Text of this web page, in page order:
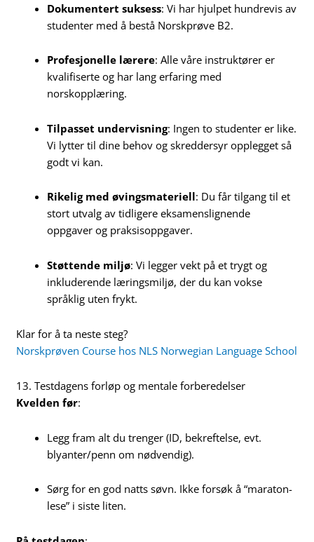
Dokumentert suksess: Vi har hjulpet hundrevis av
studenter med å bestå Norskprøve B2.
Profesjonelle lærere: Alle våre instruktører er
kvalifiserte og har lang erfaring med
norskopplæring.
Tilpasset undervisning: Ingen to studenter er like.
Vi lytter til dine behov og skreddersyr opplegget så
godt vi kan.
Rikelig med øvingsmateriell: Du får tilgang til et
stort utvalg av tidligere eksamenslignende
oppgaver og praksisoppgaver.
Støttende miljø: Vi legger vekt på et trygt og
inkluderende læringsmiljø, der du kan vokse
språklig uten frykt.
Klar for å ta neste steg?
Norskprøven Course hos NLS Norwegian Language School
13. Testdagens forløp og mentale forberedelser
Kvelden før:
Legg fram alt du trenger (ID, bekreftelse, evt.
blyanter/penn om nødvendig).
Sørg for en god natts søvn. Ikke forsøk å “maraton-
lese” i siste liten.